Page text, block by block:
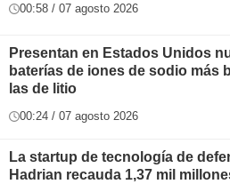
00:58 / 07 agosto 2026
Presentan en Estados Unidos
baterías de iones de sodio más
las de litio
00:24 / 07 agosto 2026
La startup de tecnología de
Hadrian recauda 1,37 mil